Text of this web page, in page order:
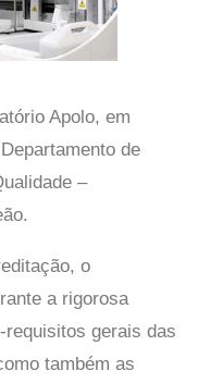
Apolo, em
de
–
o
a rigorosa
gerais das
também as